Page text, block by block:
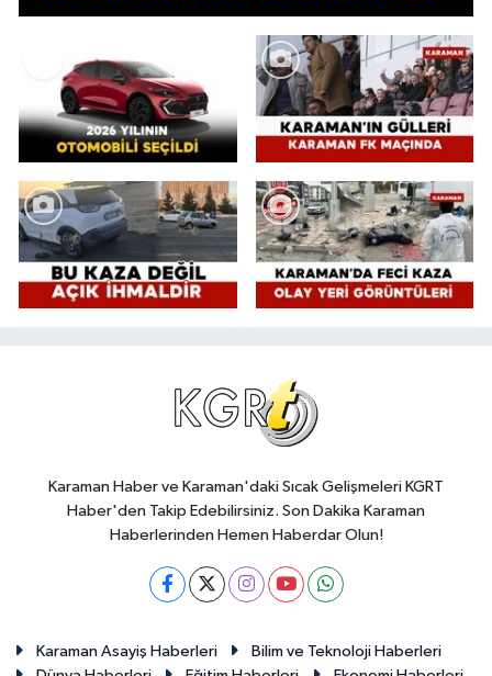
Karaman Haber ve Karaman'daki Sıcak Gelişmeleri KGRT
Haber'den Takip Edebilirsiniz. Son Dakika Karaman
Haberlerinden Hemen Haberdar Olun!
Karaman Asayiş Haberleri
Bilim ve Teknoloji Haberleri